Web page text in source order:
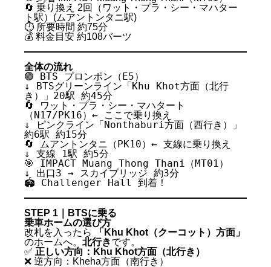
🔄 乗り換え 2回（ワット・プラ・シー・マハター
ト駅）(ムアントンタニ駅)
⏱ 所要時間 約75分
💰 料金目安 約108バーツ
全体の流れ
🟢 BTS プロンポン（E5）
↓ BTSグリーンライン「Khu Khot方面（北行
き）」20駅 約45分
🔄 ワット・プラ・シー・マハタート
（N17/PK16）← ここで乗り換え
↓ ピンクライン「Nonthaburi方面（西行き）」
約6駅 約15分
🔄 ムアントンタニ（PK10）← 支線に乗り換え
↓ 支線 1駅 約5分
🎯 IMPACT Muang Thong Thani（MT01）
↓ 出口3 → スカイブリッジ 約3分
🏟️ Challenger Hall 到着！
STEP 1｜BTSに乗る
乗車ホームの選び方
改札を入ったら
「Khu Khot（クーコット）方面」
のホームへ。 北行きです。
✅ 正しい方向：Khu Khot方面（北行き）
❌ 逆方向：Kheha方面（南行き）